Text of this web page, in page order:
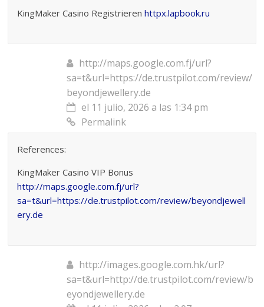
KingMaker Casino Registrierenhttpx.lapbook.ru
http://maps.google.com.fj/url?
sa=t&url=https://de.trustpilot.com/review/
beyondjewellery.de
el 11 julio, 2026 a las 1:34 pm
Permalink
References:
KingMaker Casino VIP Bonus
http://maps.google.com.fj/url?
sa=t&url=https://de.trustpilot.com/review/beyondjewell
ery.de
http://images.google.com.hk/url?
sa=t&url=http://de.trustpilot.com/review/b
eyondjewellery.de